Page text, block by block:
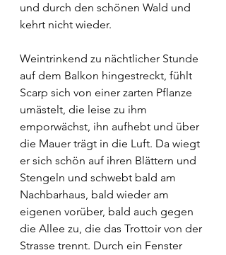
und durch den schönen Wald und
kehrt nicht wieder.
Weintrinkend zu nächtlicher Stunde
auf dem Balkon hingestreckt, fühlt
Scarp sich von einer zarten Pflanze
umästelt, die leise zu ihm
emporwächst, ihn aufhebt und über
die Mauer trägt in die Luft. Da wiegt
er sich schön auf ihren Blättern und
Stengeln und schwebt bald am
Nachbarhaus, bald wieder am
eigenen vorüber, bald auch gegen
die Allee zu, die das Trottoir von der
Strasse trennt. Durch ein Fenster